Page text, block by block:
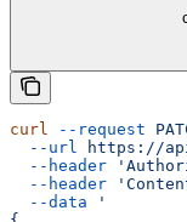
curl --request
  --url
https://
  --header
  --header
  --data
'